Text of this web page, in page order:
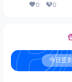
0 0
今日签到